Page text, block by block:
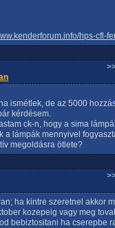
hps-cfl-
ismétlek, de az 5000
kérdésem.
ck-n, hogy a sima
a lámpák mennyivel
megoldásra ötlete?
ha kintre szeretnel akkor
kozepeig vagy meg
bebiztositani ha cserepbe